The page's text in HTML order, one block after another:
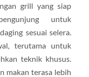
grill yang siap
untuk
sesuai selera.
terutama untuk
teknik khusus.
makan terasa lebih